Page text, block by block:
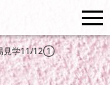
見学11/12①